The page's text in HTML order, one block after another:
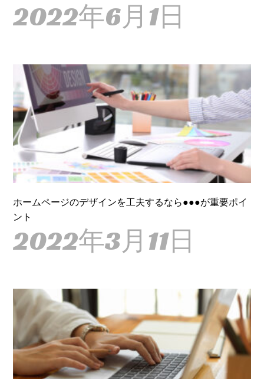
2022年6月1日
ホームページのデザインを工夫するなら●●●が重要ポイ
ント
2022年3月11日